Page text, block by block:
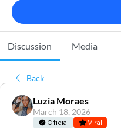
Discussion Media
Back
Luzia Moraes
March 18, 2026
Oficial Viral